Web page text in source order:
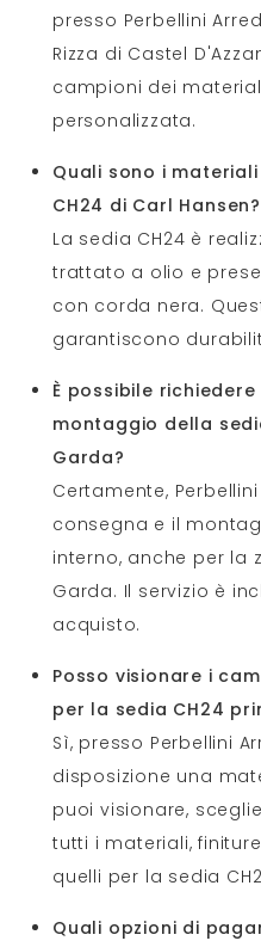
presso Perbellini
Rizza di Castel
campioni dei
personalizzata.
Quali sono i
CH24 di Carl Hansen?
La sedia CH24 è
trattato a olio e
con corda nera.
garantiscono
È possibile
montaggio della
Garda?
Certamente,
consegna e il
interno, anche per la
Garda. Il servizio è
acquisto.
Posso visionare i
per la sedia CH24
Sì, presso Perbellini
disposizione una
puoi visionare,
tutti i materiali,
quelli per la sedia
Quali opzioni di